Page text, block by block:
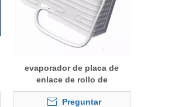
evaporador de placa de
enlace de rollo de
refrigeración
Preguntar